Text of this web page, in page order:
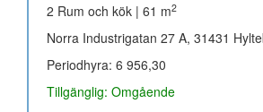
2 Rum och kök | 61 m2
Norra Industrigatan 27 A, 31431
Periodhyra: 6 956,30
Tillgänglig: Omgående